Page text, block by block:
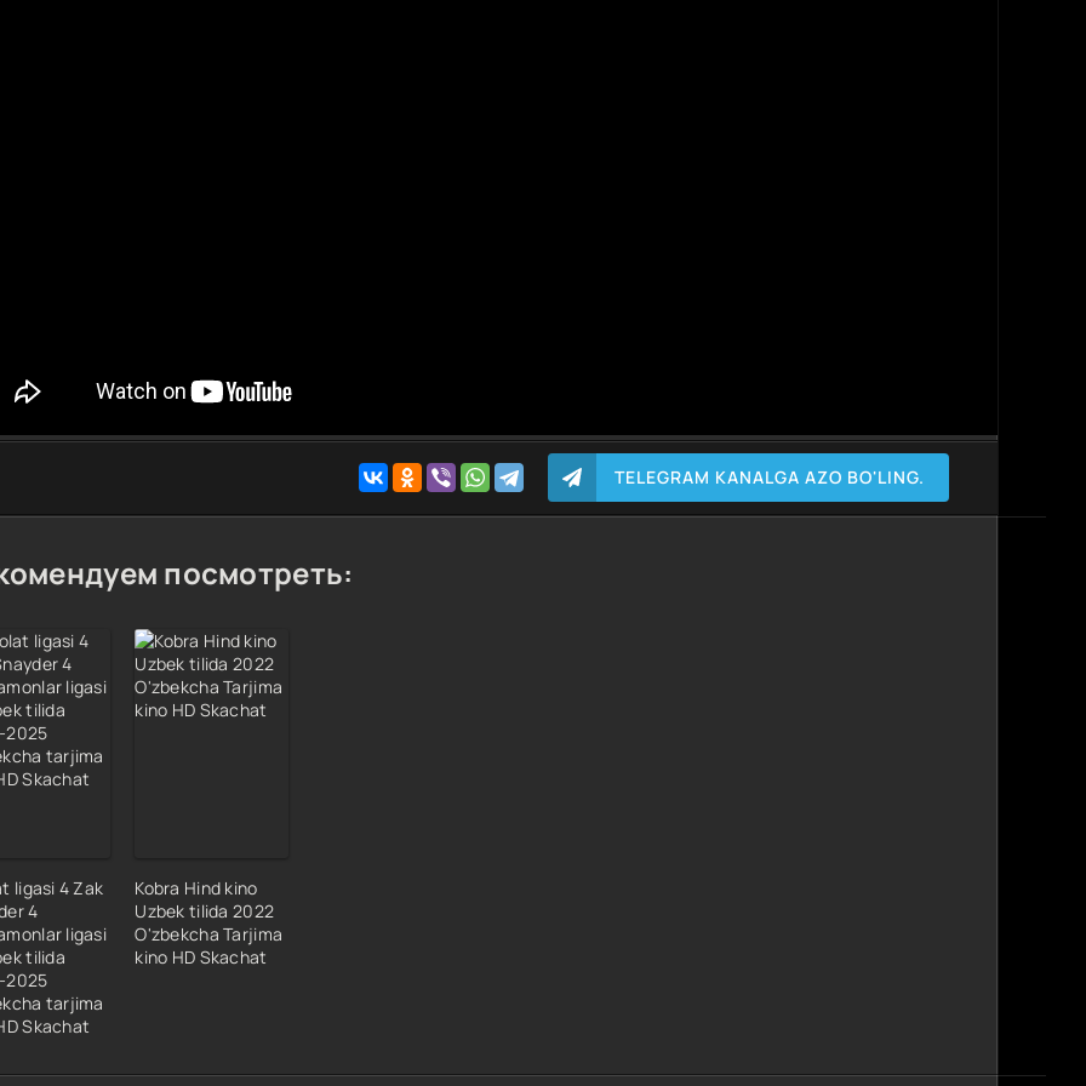
TELEGRAM KANALGA AZO BO'LING.
посмотреть:
ligasi 4 Zak
4
ligasi
tilida
2025
tarjima
Skachat
Kobra Hind kino
Uzbek tilida 2022
O'zbekcha Tarjima
kino HD Skachat